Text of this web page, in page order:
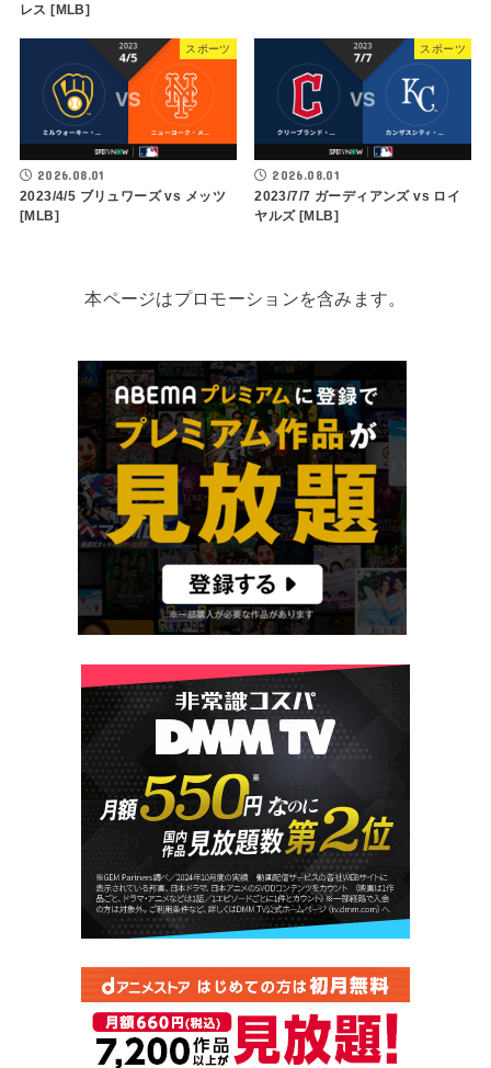
レス [MLB]
スポーツ
2026.08.01
2023/4/5 ブリュワーズ vs メッツ
[MLB]
スポーツ
2026.08.01
2023/7/7 ガーディアンズ vs ロイ
ヤルズ [MLB]
本ページはプロモーションを含みます。